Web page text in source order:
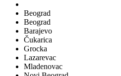
Beograd
Beograd
Barajevo
Čukarica
Grocka
Lazarevac
Mladenovac